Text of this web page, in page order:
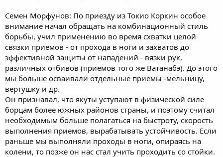
Семен Морфунов: По приезду из Токио Коркин особое
внимание начал обращать на комбинационный стиль
борьбы, учил применению во время схватки целой
связки приемов - от прохода в ноги и захватов до
эффективной защиты от нападений - вязки рук,
различных отбивов (приемов того же Ватанабэ). До этого
мы больше осваивали отдельные приемы -мельницу,
вертушку и др.
Он признавал, что якуты уступают в физической силе
борцам более южных районов страны, и поэтому считал
необходимым больше полагаться на быстроту, скорость
выполнения приемов, вырабатывать устойчивость. Если
раньше мы выполняли проходы в ноги, опираясь на
колени, то позже он нас стал учить проходить со стойки.